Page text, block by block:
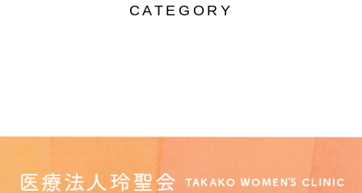
CATEGORY